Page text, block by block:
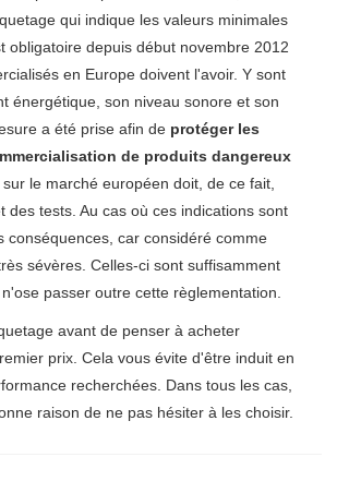
qui indique les valeurs minimales
obligatoire depuis début novembre 2012
en Europe doivent l'avoir. Y sont
énergétique, son niveau sonore et son
a été prise afin de protéger les
de produits dangereux
sur le marché européen doit, de ce fait,
des tests. Au cas où ces indications sont
conséquences, car considéré comme
sévères. Celles-ci sont suffisamment
passer outre cette règlementation.
avant de penser à acheter
prix. Cela vous évite d'être induit en
recherchées. Dans tous les cas,
raison de ne pas hésiter à les choisir.